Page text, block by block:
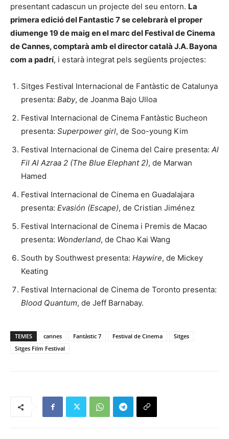
presentant cadascun un projecte del seu entorn. La
primera edició del Fantastic 7 se celebrarà el proper
diumenge 19 de maig en el marc del Festival de Cinema
de Cannes, comptarà amb el director català J.A. Bayona
com a padrí, i estarà integrat pels següents projectes:
Sitges Festival Internacional de Fantàstic de Catalunya
presenta: Baby, de Joanma Bajo Ulloa
Festival Internacional de Cinema Fantàstic Bucheon
presenta: Superpower girl, de Soo-young Kim
Festival Internacional de Cinema del Caire presenta: Al
Fil Al Azraa 2 (The Blue Elephant 2), de Marwan
Hamed
Festival Internacional de Cinema en Guadalajara
presenta: Evasión (Escape), de Cristian Jiménez
Festival Internacional de Cinema i Premis de Macao
presenta: Wonderland, de Chao Kai Wang
South by Southwest presenta: Haywire, de Mickey
Keating
Festival Internacional de Cinema de Toronto presenta:
Blood Quantum, de Jeff Barnabay.
TEMES cannes Fantàstic 7 Festival de Cinema
Sitges
Sitges Film Festival